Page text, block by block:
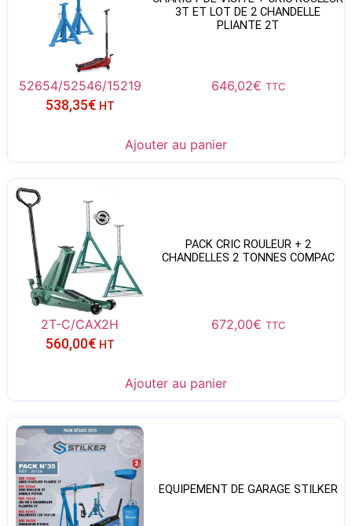
3T ET LOT DE 2 CHANDELLE
PLIANTE 2T
52654/52546/15219 646,02€ TTC
538,35€ HT
Ajouter au panier
PACK CRIC ROULEUR + 2
CHANDELLES 2 TONNES COMPAC
2T-C/CAX2H 672,00€ TTC
560,00€ HT
Ajouter au panier
EQUIPEMENT DE GARAGE STILKER